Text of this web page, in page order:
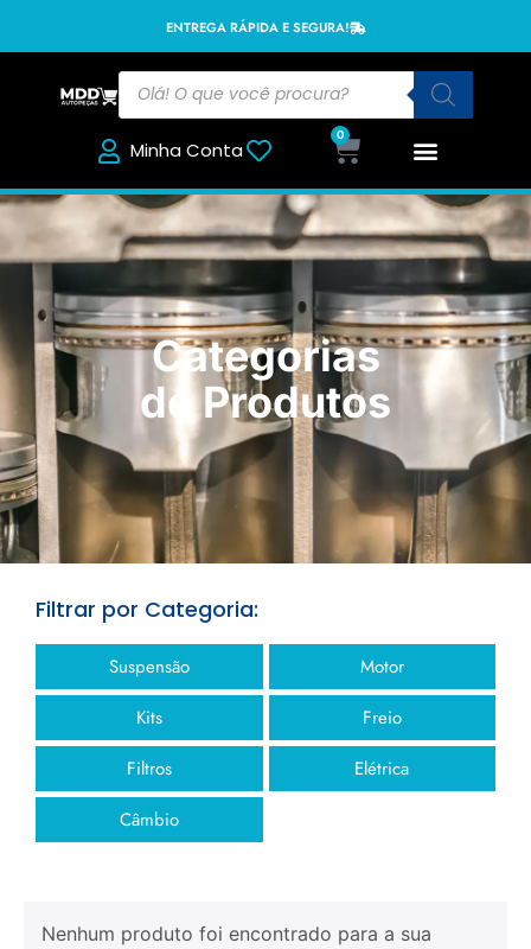
ENTREGA RÁPIDA E SEGURA!
Minha Conta
0
Categorias
de Produtos
Filtrar por Categoria:
Suspensão
Motor
Kits
Freio
Filtros
Elétrica
Câmbio
Nenhum produto foi encontrado para a sua